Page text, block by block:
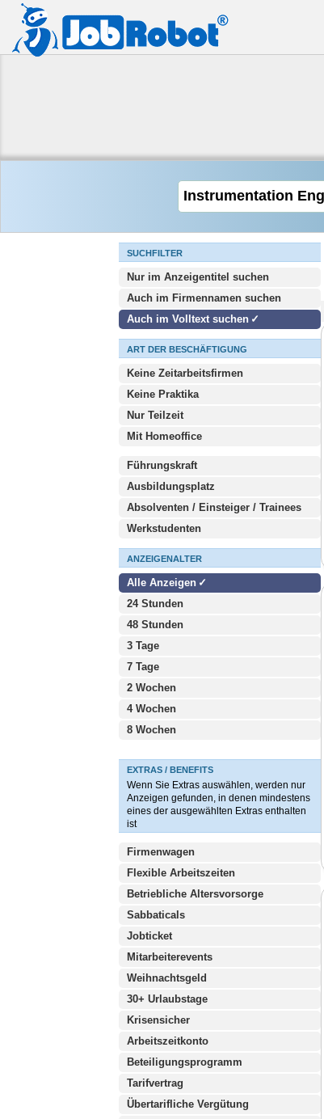
SUCHFILTER
Nur im Anzeigentitel suchen
Auch im Firmennamen suchen
Auch im Volltext suchen
ART DER BESCHÄFTIGUNG
Keine Zeitarbeitsfirmen
Keine Praktika
Nur Teilzeit
Mit Homeoffice
Führungskraft
Ausbildungsplatz
Absolventen / Einsteiger / Trainees
Werkstudenten
ANZEIGENALTER
Alle Anzeigen
24 Stunden
48 Stunden
3 Tage
7 Tage
2 Wochen
4 Wochen
8 Wochen
EXTRAS / BENEFITS
Wenn Sie Extras auswählen, werden nur
Anzeigen gefunden, in denen mindestens
eines der ausgewählten Extras enthalten
ist
Firmenwagen
Flexible Arbeitszeiten
Betriebliche Altersvorsorge
Sabbaticals
Jobticket
Mitarbeiterevents
Weihnachtsgeld
30+ Urlaubstage
Krisensicher
Arbeitszeitkonto
Beteiligungsprogramm
Tarifvertrag
Übertarifliche Vergütung